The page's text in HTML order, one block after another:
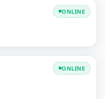
ONLINE
ONLINE